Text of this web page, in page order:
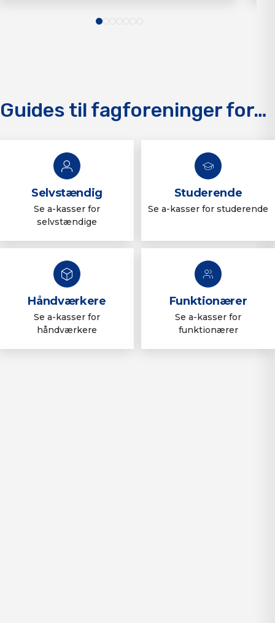
Guides til fagforeninger for…
Selvstændig
Se a-kasser for
selvstændige
Studerende
Se a-kasser for studerende
Håndværkere
Se a-kasser for
håndværkere
Funktionærer
Se a-kasser for
funktionærer